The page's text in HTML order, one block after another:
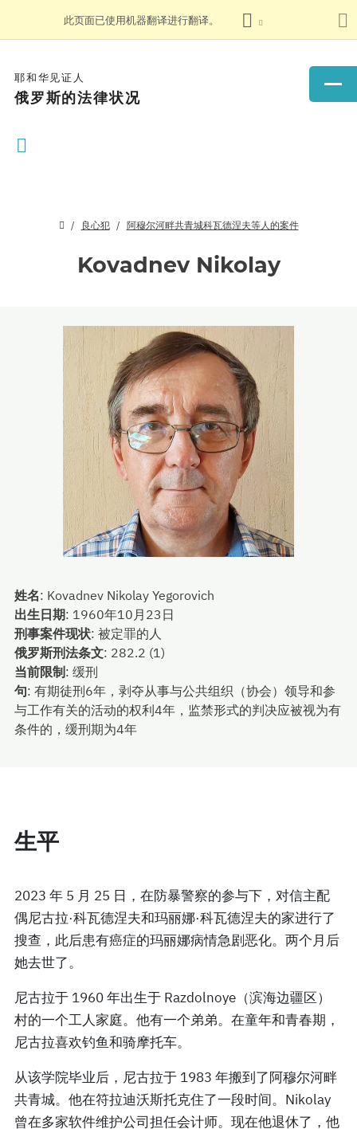
此页面已使用机器翻译进行翻译。
耶和华见证人
俄罗斯的法律状况
良心犯 阿穆尔河畔共青城科瓦德涅夫等人的案件
Kovadnev Nikolay
姓名: Kovadnev Nikolay Yegorovich
出生日期: 1960年10月23日
刑事案件现状: 被定罪的人
俄罗斯刑法条文: 282.2 (1)
当前限制 : 缓刑
句: 有期徒刑6年，剥夺从事与公共组织（协会）领导和参
与工作有关的活动的权利4年，监禁形式的判决应被视为有
条件的，缓刑期为4年
生平
2023 年 5 月 25 日，在防暴警察的参与下，对信主配
偶尼古拉·科瓦德涅夫和玛丽娜·科瓦德涅夫的家进行了
搜查，此后患有癌症的玛丽娜病情急剧恶化。两个月后
她去世了。
尼古拉于 1960 年出生于 Razdolnoye（滨海边疆区）
村的一个工人家庭。他有一个弟弟。在童年和青春期，
尼古拉喜欢钓鱼和骑摩托车。
从该学院毕业后，尼古拉于 1983 年搬到了阿穆尔河畔
共青城。他在符拉迪沃斯托克住了一段时间。Nikolay
曾在多家软件维护公司担任会计师。现在他退休了，他